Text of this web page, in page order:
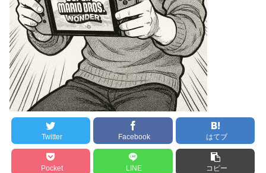
Twitter Facebook はてブ
Pocket LINE コピー